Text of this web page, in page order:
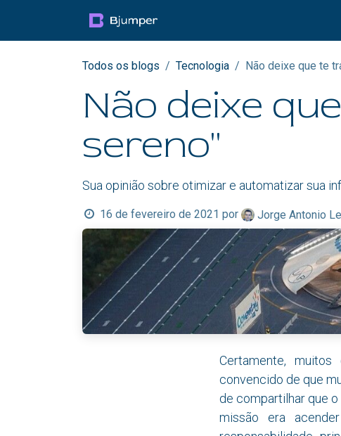
Todos os blogs Tecnologia Não deixe que te
Não deixe
sereno"
Sua opinião sobre otimizar e automatizar sua
16 de fevereiro de 2021 por Jorge Antonio
Certamente,
convencido de que
de compartilhar que
missão era